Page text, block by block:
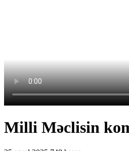
Milli Məclisin